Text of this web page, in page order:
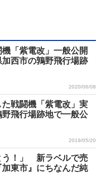
機「紫電改」一般公開
西市の鶉野飛行場跡
2020/06/08
戦闘機「紫電改」実
飛行場跡地で一般公
2019/05/20
う！」 新ラベルで売
東市』にちなんだ純